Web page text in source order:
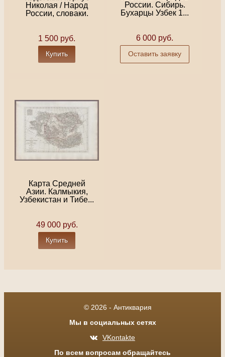
Николая / Народ
России, словаки.
1 500 руб.
Купить
России. Сибирь.
Бухарцы Узбек 1...
6 000 руб.
Оставить заявку
Карта Средней
Азии. Калмыкия,
Узбекистан и Тибе...
49 000 руб.
Купить
© 2026 - Антиквария
Мы в социальных сетях
VKontakte
По всем вопросам обращайтесь